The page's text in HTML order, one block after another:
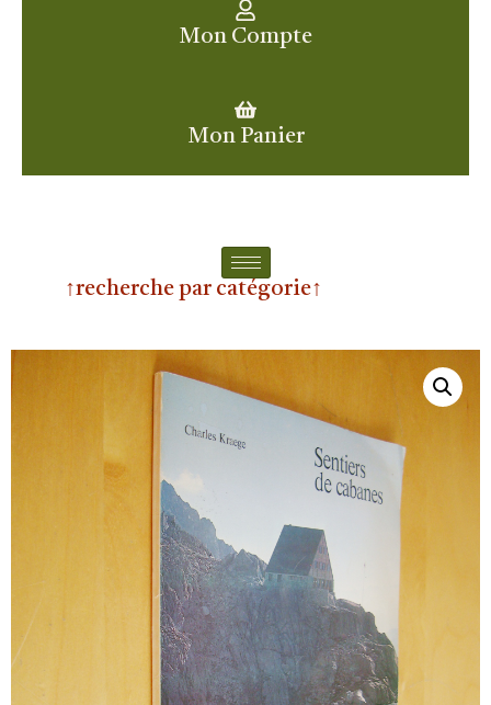
Mon Compte
Mon Panier
↑recherche par catégorie↑